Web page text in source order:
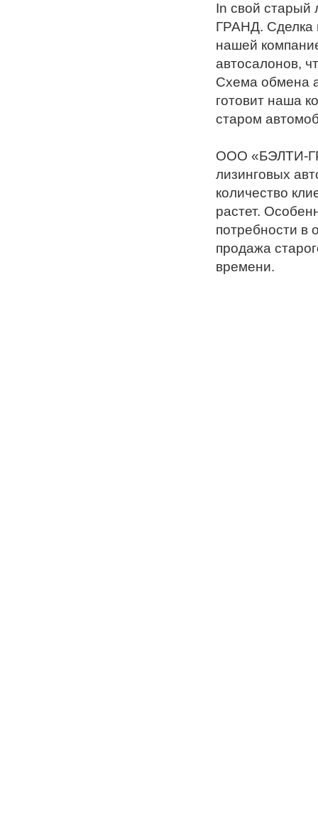
In свой старый
ГРАНД. Сделка
нашей
автосалонов,
Схема обмена
готовит наша
старом
ООО «БЭЛТИ-
лизинговых
количество
растет.
потребности в
продажа
времени.